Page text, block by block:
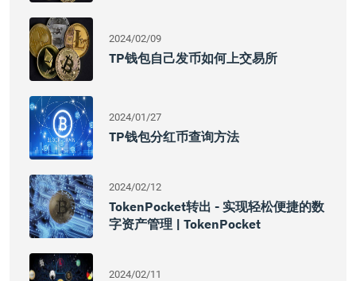
2024/02/09
TP钱包自己发币如何上交易所
2024/01/27
TP钱包分红币查询方法
2024/02/12
TokenPocket转出 - 实现轻松便捷的数
字资产管理 | TokenPocket
2024/02/11